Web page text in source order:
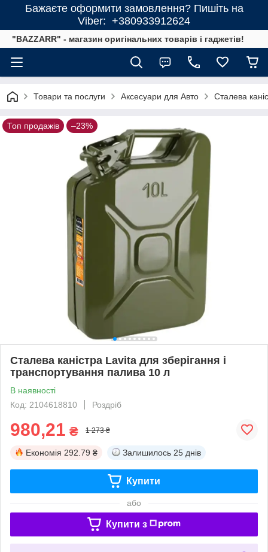
Бажаєте оформити замовлення? Пишіть на
Viber: +380933912624
"BAZZARR" - магазин оригінальних товарів і гаджетів!
Товари та послуги Аксесуари для Авто Сталева
Топ продажів –23%
Сталева каністра Lavita для зберігання і
транспортування палива 10 л
В наявності
Код: 2104618810
Роздріб
980,21 ₴ 1 273 ₴
Економія 292.79 ₴ Залишилось 25 днів
Купити
або
Купити з